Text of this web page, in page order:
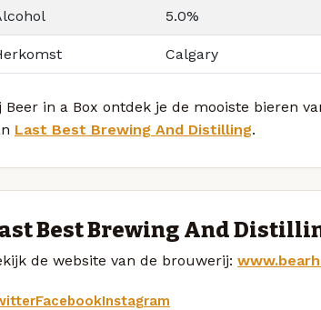
5.0%
Calgary
Beer in a Box ontdek je de mooiste bieren
Last Best Brewing And Distilling.
Best Brewing And
de website van de brouwerij:
FacebookInstagram